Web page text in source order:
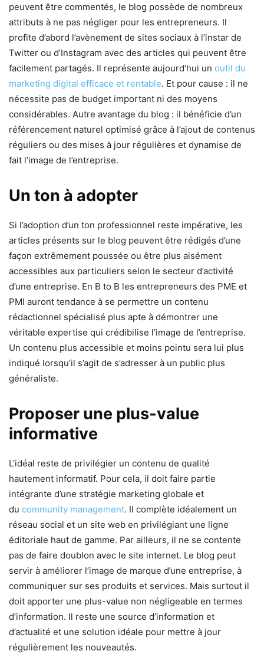
peuvent être commentés, le blog possède de nombreux
attributs à ne pas négliger pour les entrepreneurs. Il
profite d’abord l’avènement de sites sociaux à l’instar de
Twitter ou d’Instagram avec des articles qui peuvent être
facilement partagés. Il représente aujourd’hui un outil du
marketing digital efficace et rentable. Et pour cause : il ne
nécessite pas de budget important ni des moyens
considérables. Autre avantage du blog : il bénéficie d’un
référencement naturel optimisé grâce à l’ajout de contenus
réguliers ou des mises à jour régulières et dynamise de
fait l’image de l’entreprise.
Un ton à adopter
Si l’adoption d’un ton professionnel reste impérative, les
articles présents sur le blog peuvent être rédigés d’une
façon extrêmement poussée ou être plus aisément
accessibles aux particuliers selon le secteur d’activité
d’une entreprise. En B to B les entrepreneurs des PME et
PMI auront tendance à se permettre un contenu
rédactionnel spécialisé plus apte à démontrer une
véritable expertise qui crédibilise l’image de l’entreprise.
Un contenu plus accessible et moins pointu sera lui plus
indiqué lorsqu’il s’agit de s’adresser à un public plus
généraliste.
Proposer une plus-value
informative
L’idéal reste de privilégier un contenu de qualité
hautement informatif. Pour cela, il doit faire partie
intégrante d’une stratégie marketing globale et
du community management. Il complète idéalement un
réseau social et un site web en privilégiant une ligne
éditoriale haut de gamme. Par ailleurs, il ne se contente
pas de faire doublon avec le site internet. Le blog peut
servir à améliorer l’image de marque d’une entreprise, à
communiquer sur ses produits et services. Mais surtout il
doit apporter une plus-value non négligeable en termes
d’information. Il reste une source d’information et
d’actualité et une solution idéale pour mettre à jour
régulièrement les nouveautés.